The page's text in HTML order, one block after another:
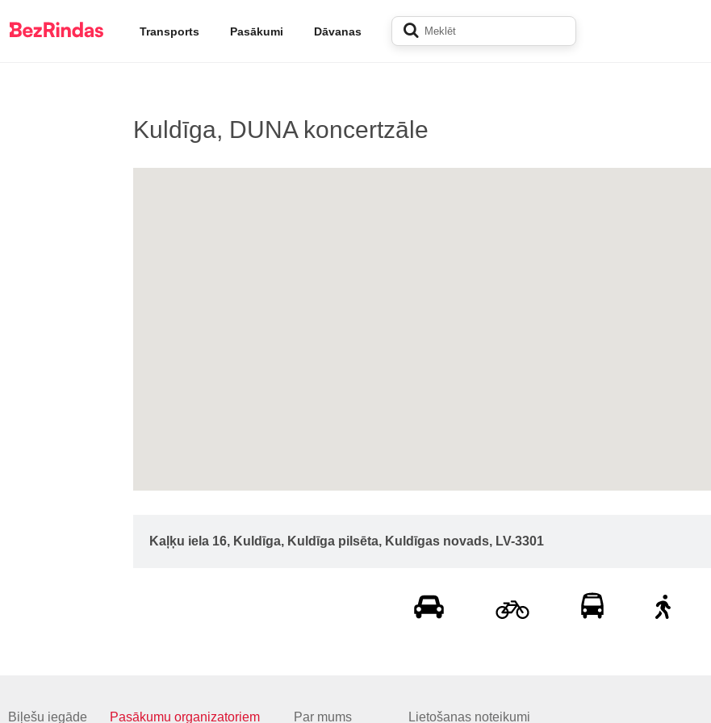
Transports Pasākumi Dāvanas
Kuldīga, DUNA koncertzāle
Kaļķu iela 16, Kuldīga, Kuldīga pilsēta, Kuldīgas novads, LV-3301
Biļešu iegāde Pasākumu organizatoriem Par mums Lietošanas noteikumi